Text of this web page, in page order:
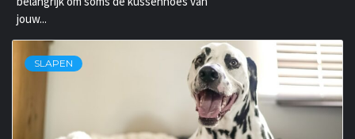
jouw...
SLAPEN